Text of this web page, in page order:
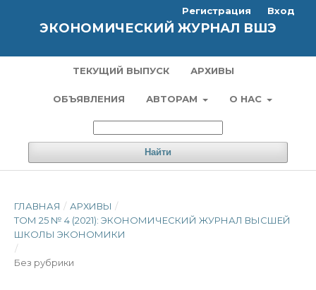
ЭКОНОМИЧЕСКИЙ ЖУРНАЛ ВШЭ
ТЕКУЩИЙ ВЫПУСК АРХИВЫ
ОБЪЯВЛЕНИЯ АВТОРАМ О НАС
Найти
Регистрация Вход
ГЛАВНАЯ / АРХИВЫ /
ТОМ 25 № 4 (2021): ЭКОНОМИЧЕСКИЙ ЖУРНАЛ ВЫСШЕЙ
ШКОЛЫ ЭКОНОМИКИ
/
Без рубрики